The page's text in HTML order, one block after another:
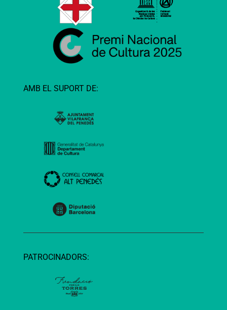
AMB EL SUPORT DE:
PATROCINADORS: